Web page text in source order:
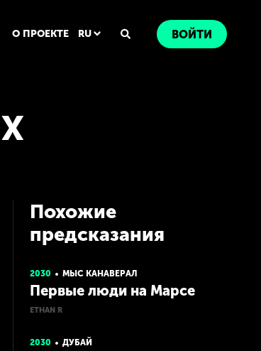
О ПРОЕКТЕ RU ВОЙТИ
Похожие
предсказания
2030 МЫС КАНАВЕРАЛ
Первые люди на Марсе
ETHAN R
2030 ДУБАЙ